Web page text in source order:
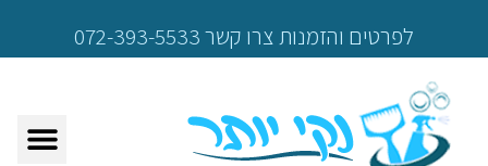
לפרטים והזמנות צרו קשר 072-393-5533